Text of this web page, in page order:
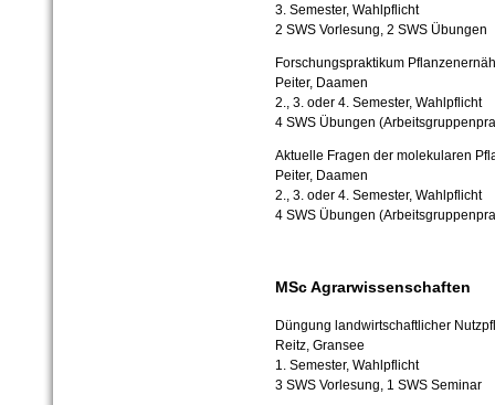
3. Semester, Wahlpflicht
2 SWS Vorlesung, 2 SWS Übungen
Forschungspraktikum
Peiter, Daamen
2., 3. oder 4. Semester, Wahlpflicht
4 SWS Übungen
Aktuelle Fragen der molekularen
Peiter, Daamen
2., 3. oder 4. Semester, Wahlpflicht
4 SWS Übungen
MSc Agrarwissenschaften
Düngung landwirtschaftlicher
Reitz, Gransee
1. Semester, Wahlpflicht
3 SWS Vorlesung, 1 SWS Seminar